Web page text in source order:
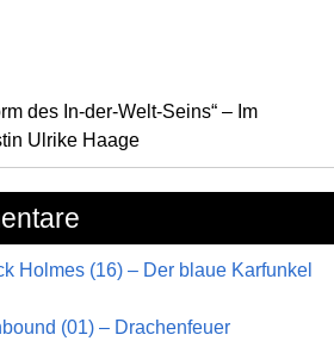
des In-der-Welt-Seins“ – Im
Ulrike Haage
Holmes (16) – Der blaue Karfunkel
(01) – Drachenfeuer